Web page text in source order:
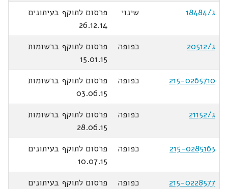
ג/18484
שינוי
פרסום לתוקף בעיתונים
26.12.14
ג/20512
כפופה
פרסום לתוקף ברשומות
15.01.15
215-0265710
כפופה
פרסום לתוקף ברשומות
03.06.15
ג/21152
כפופה
פרסום לתוקף ברשומות
28.06.15
215-0285163
כפופה
פרסום לתוקף בעיתונים
10.07.15
215-0228577
כפופה
פרסום לתוקף בעיתונים